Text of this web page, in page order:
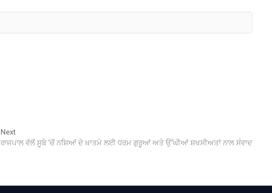
NextNext
post:
ਰਾਜਪਾਲ ਵੱਲੋਂ ਸੂਬੇ ’ਚੋਂ ਨਸ਼ਿਆਂ ਦੇ ਖ਼ਾਤਮੇ ਲਈ ਧਰਮ ਗੁਰੂਆਂ ਅਤੇ ਉੱਘੀਆਂ ਸ਼ਖਸੀਅਤਾਂ ਨਾਲ ਸੰਵਾਦ